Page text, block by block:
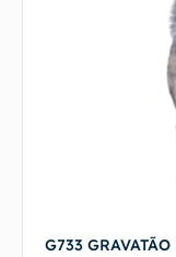
G733